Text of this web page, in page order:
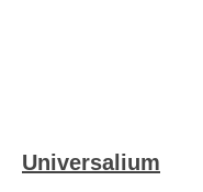
Universalium